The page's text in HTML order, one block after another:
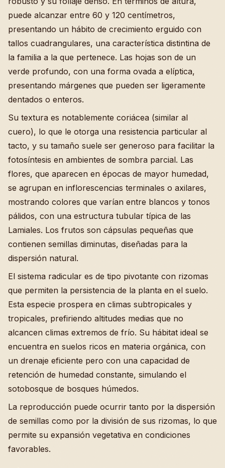
puede alcanzar entre 60 y 120 centímetros,
presentando un hábito de crecimiento erguido con
tallos cuadrangulares, una característica distintina de
la familia a la que pertenece. Las hojas son de un
verde profundo, con una forma ovada a elíptica,
presentando márgenes que pueden ser ligeramente
dentados o enteros.
Su textura es notablemente coriácea (similar al
cuero), lo que le otorga una resistencia particular al
tacto, y su tamaño suele ser generoso para facilitar la
fotosíntesis en ambientes de sombra parcial. Las
flores, que aparecen en épocas de mayor humedad,
se agrupan en inflorescencias terminales o axilares,
mostrando colores que varían entre blancos y tonos
pálidos, con una estructura tubular típica de las
Lamiales. Los frutos son cápsulas pequeñas que
contienen semillas diminutas, diseñadas para la
dispersión natural.
El sistema radicular es de tipo pivotante con rizomas
que permiten la persistencia de la planta en el suelo.
Esta especie prospera en climas subtropicales y
tropicales, prefiriendo altitudes medias que no
alcancen climas extremos de frío. Su hábitat ideal se
encuentra en suelos ricos en materia orgánica, con
un drenaje eficiente pero con una capacidad de
retención de humedad constante, simulando el
sotobosque de bosques húmedos.
La reproducción puede ocurrir tanto por la dispersión
de semillas como por la división de sus rizomas, lo que
permite su expansión vegetativa en condiciones
favorables.